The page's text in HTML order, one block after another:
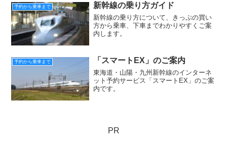
予約から乗車まで 新幹線の乗り方ガイド
新幹線の乗り方について、きっぷの買い
方から乗車、下車までわかりやすくご案
内します。
予約から乗車まで 「スマートEX」のご案内
東海道・山陽・九州新幹線のインターネ
ット予約サービス「スマートEX」のご案
内です。
PR